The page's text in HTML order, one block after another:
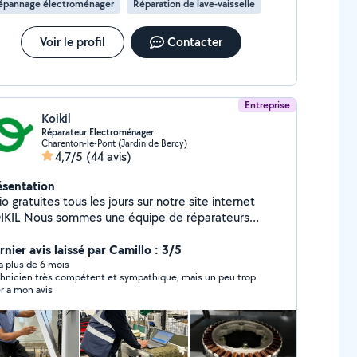
entre 50 et 70 euros selon difficulté et
pas à me contacter si je ne réponds
pas en privé Aux 06-95-53-89-64
électroménager Réparation de lave-vaisselle
Voir le profil Contacter
Entreprise
Koikil
Réparateur Electroménager
Charenton-le-Pont (Jardin de Bercy)
4,7/5 (44 avis)
gratuites tous les jours sur notre site internet
équipe de réparateurs
Nous fournissons facture et garantie de 6
nos interventions Nos forfaits, bonus de
déduit : - Visio : gratuit - Lave-linge, Lave-
et sèche linge : 49 Euros - Réfrigérateur,
cave à vin, plaque de cuisson, cuisinière,
encastrable et hotte : 74 Euros - Micro onde : 79
- Four pose libre : 84 Euros Le bonus de
avis laissé par Camillo : 3/5
plus de 6 mois
très compétent et sympathique, mais un peu trop
a mon avis